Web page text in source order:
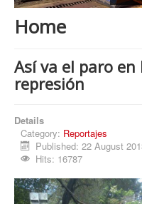
Procesos
Cultura
Región
Multimedia
Home
Así va el paro
represión
Details
Category: Reportajes
Published: 22 August
Hits: 16787